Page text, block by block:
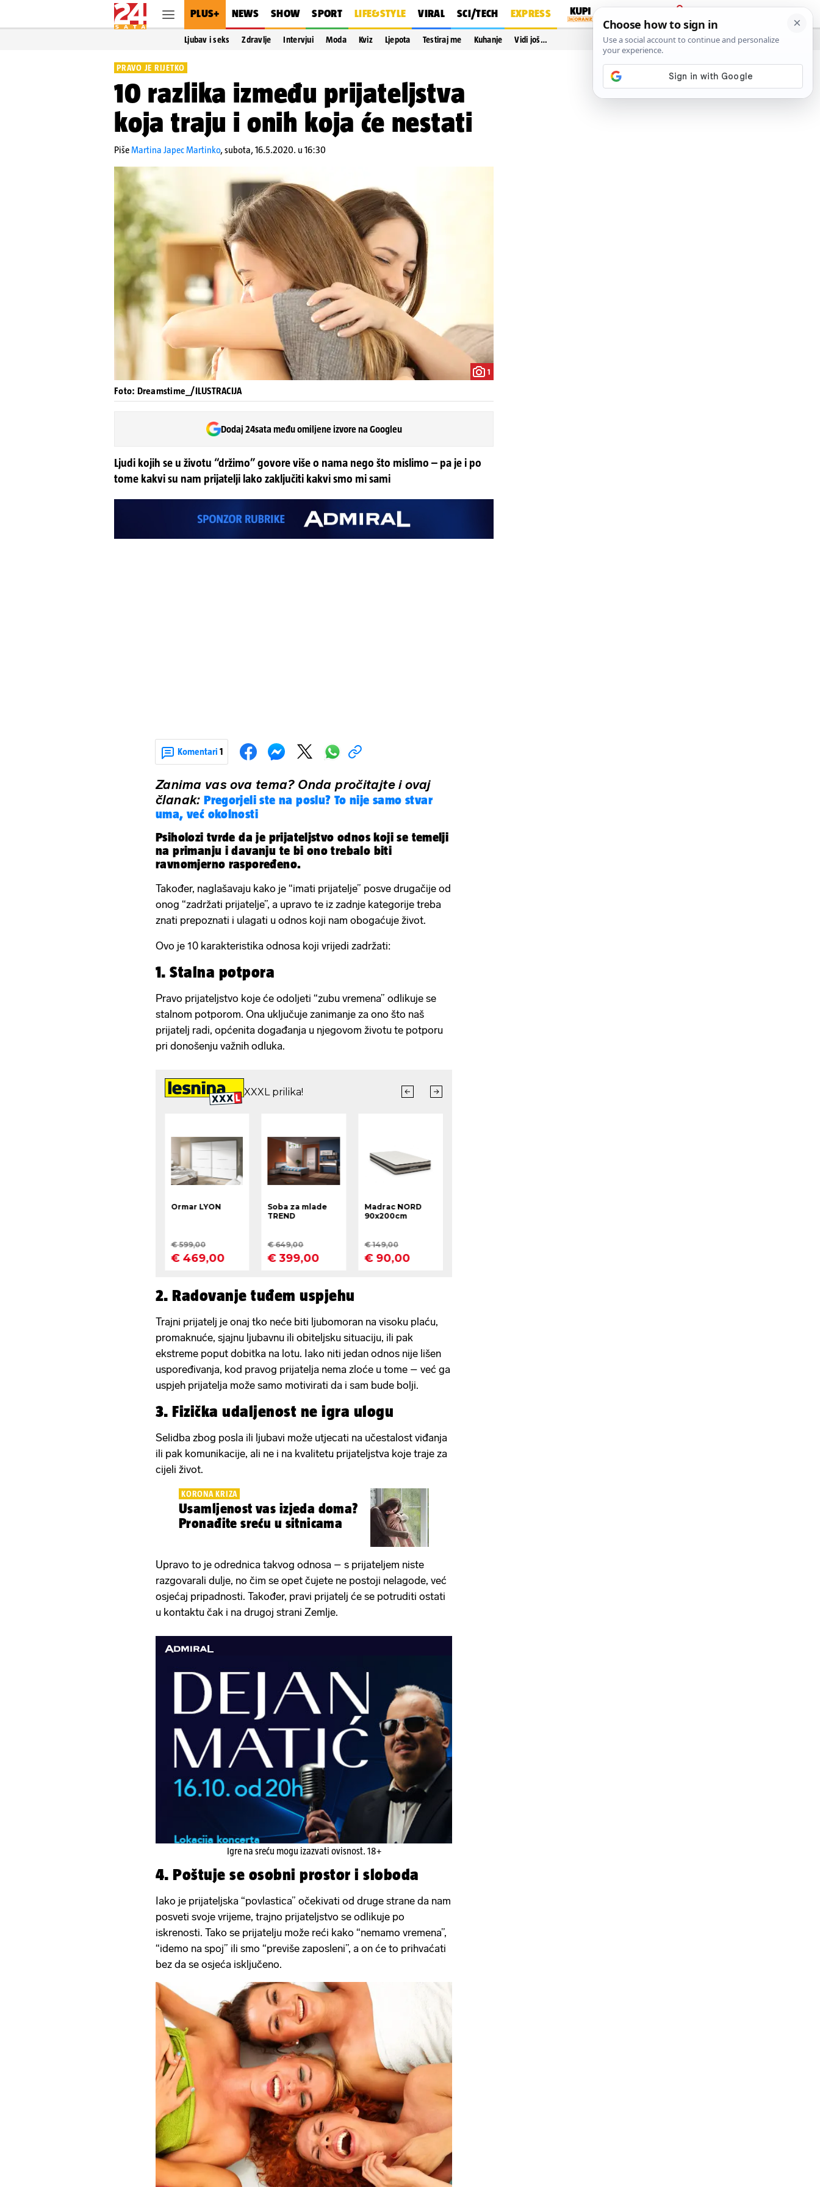
PLUS+ NEWS SHOW SPORT LIFE&STYLE VIRAL SCI/TECH EXPRESS
PRIJAVA
Ljubav i seks Zdravlje Intervjui Moda Kviz Ljepota Testiraj me Kuhanje Vidi još…
PRAVO JE RIJETKO
10 razlika između prijateljstva
koja traju i onih koja će nestati
PišeMartina Japec Martinko,subota, 16.5.2020. u 16:30
1
Foto: Dreamstime_/ILUSTRACIJA
Dodaj 24sata među omiljene izvore na Googleu
Ljudi kojih se u životu “držimo” govore više o nama nego što mislimo – pa je i po
tome kakvi su nam prijatelji lako zaključiti kakvi smo mi sami
Komentari 1
Zanima vas ova tema? Onda pročitajte i ovaj
članak: Pregorjeli ste na poslu? To nije samo stvar
uma, već okolnosti
Psiholozi tvrde da je prijateljstvo odnos koji se temelji
na primanju i davanju te bi ono trebalo biti
ravnomjerno raspoređeno.
Također, naglašavaju kako je “imati prijatelje” posve drugačije od
onog “zadržati prijatelje”, a upravo te iz zadnje kategorije treba
znati prepoznati i ulagati u odnos koji nam obogaćuje život.
Ovo je 10 karakteristika odnosa koji vrijedi zadržati:
1. Stalna potpora
Pravo prijateljstvo koje će odoljeti “zubu vremena” odlikuje se
stalnom potporom. Ona uključuje zanimanje za ono što naš
prijatelj radi, općenita događanja u njegovom životu te potporu
pri donošenju važnih odluka.
2. Radovanje tuđem uspjehu
Trajni prijatelj je onaj tko neće biti ljubomoran na visoku plaću,
promaknuće, sjajnu ljubavnu ili obiteljsku situaciju, ili pak
ekstreme poput dobitka na lotu. Iako niti jedan odnos nije lišen
uspoređivanja, kod pravog prijatelja nema zloće u tome – već ga
uspjeh prijatelja može samo motivirati da i sam bude bolji.
3. Fizička udaljenost ne igra ulogu
Selidba zbog posla ili ljubavi može utjecati na učestalost viđanja
ili pak komunikacije, ali ne i na kvalitetu prijateljstva koje traje za
cijeli život.
KORONA KRIZA
Usamljenost vas izjeda doma?
Pronađite sreću u sitnicama
Upravo to je odrednica takvog odnosa – s prijateljem niste
razgovarali dulje, no čim se opet čujete ne postoji nelagode, već
osjećaj pripadnosti. Također, pravi prijatelj će se potruditi ostati
u kontaktu čak i na drugoj strani Zemlje.
Igre na sreću mogu izazvati ovisnost. 18+
4. Poštuje se osobni prostor i sloboda
Iako je prijateljska “povlastica” očekivati od druge strane da nam
posveti svoje vrijeme, trajno prijateljstvo se odlikuje po
iskrenosti. Tako se prijatelju može reći kako “nemamo vremena”,
“idemo na spoj” ili smo “previše zaposleni”, a on će to prihvaćati
bez da se osjeća isključeno.